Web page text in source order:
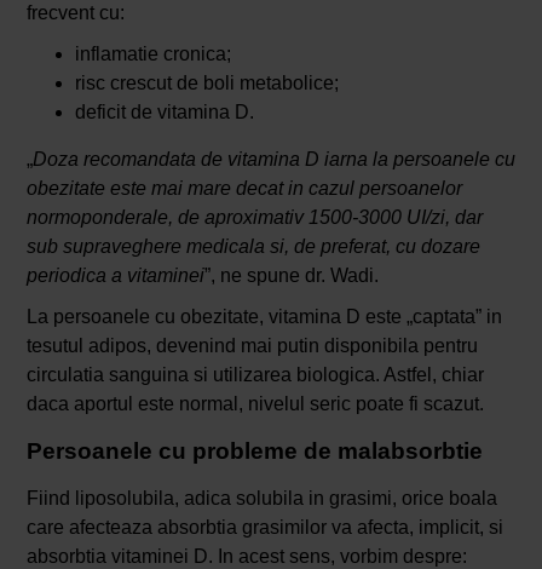
frecvent cu:
inflamatie cronica;
risc crescut de boli metabolice;
deficit de vitamina D.
„Doza recomandata de vitamina D iarna la persoanele cu
obezitate este mai mare decat in cazul persoanelor
normoponderale, de aproximativ 1500-3000 UI/zi, dar
sub supraveghere medicala si, de preferat, cu dozare
periodica a vitaminei”, ne spune dr. Wadi.
La persoanele cu obezitate, vitamina D este „captata” in
tesutul adipos, devenind mai putin disponibila pentru
circulatia sanguina si utilizarea biologica. Astfel, chiar
daca aportul este normal, nivelul seric poate fi scazut.
Persoanele cu probleme de malabsorbtie
Fiind liposolubila, adica solubila in grasimi, orice boala
care afecteaza absorbtia grasimilor va afecta, implicit, si
absorbtia vitaminei D. In acest sens, vorbim despre: